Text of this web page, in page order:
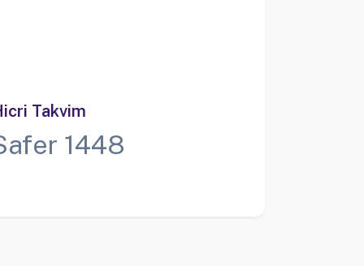
Takvim
1448